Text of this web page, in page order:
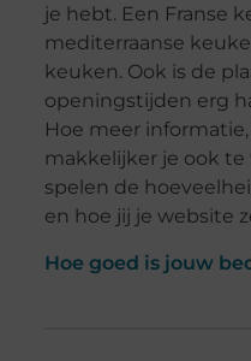
je hebt. Een Franse
mediterraanse
keuken. Ook is de
openingstijden erg
Hoe meer
makkelijker je ook
spelen de
en hoe jij je website
Hoe goed is jouw